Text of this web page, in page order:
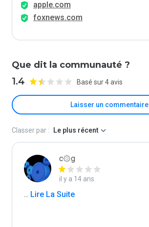
apple.com
foxnews.com
Que dit la communauté ?
1.4 Basé sur 4 avis
Laisser un commentaire
Classer par : Le plus récent
c۞g
il y a 14 ans
... Lire La Suite